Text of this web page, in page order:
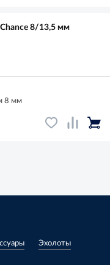
8/13,5 мм
8 мм
Эхолоты